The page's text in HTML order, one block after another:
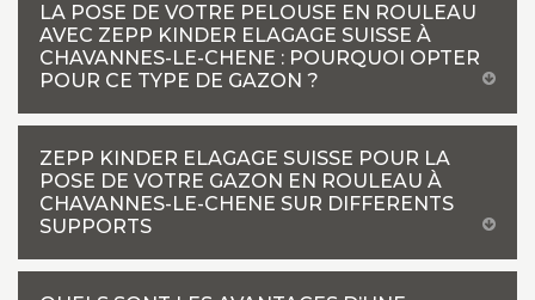
LA POSE DE VOTRE PELOUSE EN ROULEAU
AVEC ZEPP KINDER ELAGAGE SUISSE À
CHAVANNES-LE-CHENE : POURQUOI OPTER
POUR CE TYPE DE GAZON ?
ZEPP KINDER ELAGAGE SUISSE POUR LA
POSE DE VOTRE GAZON EN ROULEAU À
CHAVANNES-LE-CHENE SUR DIFFERENTS
SUPPORTS